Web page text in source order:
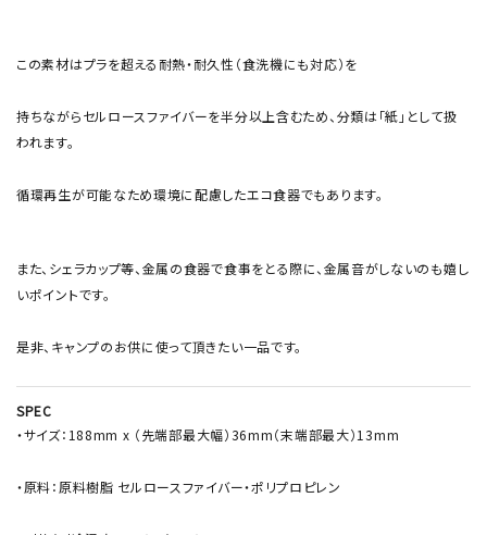
この素材はプラを超える耐熱・耐久性（食洗機にも対応）を
持ちながらセルロースファイバーを半分以上含むため、分類は「紙」として扱
われます。
循環再生が可能なため環境に配慮したエコ食器でもあります。
また、シェラカップ等、金属の食器で食事をとる際に、金属音がしないのも嬉し
いポイントです。
是非、キャンプのお供に使って頂きたい一品です。
SPEC
・サイズ：188mm x （先端部最大幅）36mm（末端部最大）13mm
・原料：原料樹脂 セルロースファイバー・ポリプロピレン